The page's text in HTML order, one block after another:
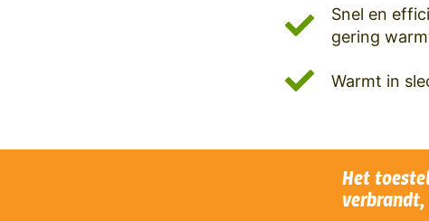
Snel en
gering
Warmt in
Het
verbrandt,